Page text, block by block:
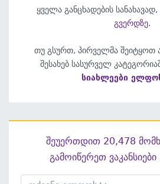
ყველა განცხადების
გვერდზე.
თუ გსურთ, პირველმა შეიტყოთ
შესახებ სასურველ
სიახლეები
შეუერთდით 20,478
გამოიწერეთ